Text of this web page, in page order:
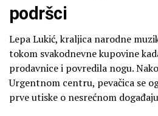
podršci
Lepa Lukić, kraljica narodne
tokom svakodnevne kupovine
prodavnice i povredila nogu.
Urgentnom centru, pevačica se
prve utiske o nesrećnom